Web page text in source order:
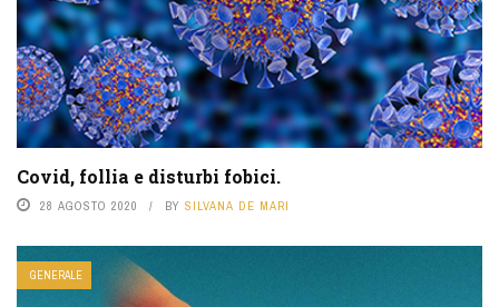
Covid, follia e disturbi fobici.
28 AGOSTO 2020 BY SILVANA DE MARI
GENERALE